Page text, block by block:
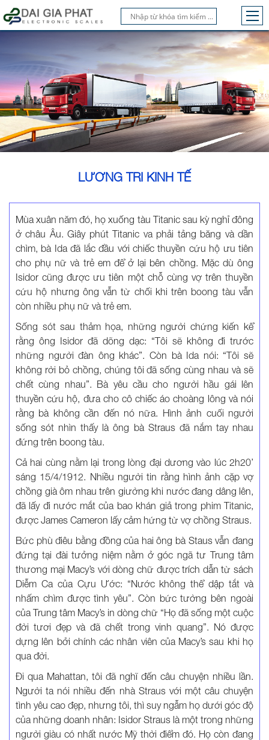
LƯƠNG TRI KINH TẾ
Mùa xuân năm đó, họ xuống tàu Titanic sau kỳ nghỉ đông
ở châu Âu. Giây phút Titanic va phải tảng băng và dần
chìm, bà Ida đã lắc đầu với chiếc thuyền cứu hộ ưu tiên
cho phụ nữ và trẻ em để ở lại bên chồng. Mặc dù ông
Isidor cũng được ưu tiên một chỗ cùng vợ trên thuyền
cứu hộ nhưng ông vẫn từ chối khi trên boong tàu vẫn
còn nhiều phụ nữ và trẻ em.
Sống sót sau thảm họa, những người chứng kiến kể
rằng ông Isidor đã dõng dạc: “Tôi sẽ không đi trước
những người đàn ông khác”. Còn bà Ida nói: “Tôi sẽ
không rời bỏ chồng, chúng tôi đã sống cùng nhau và sẽ
chết cùng nhau”. Bà yêu cầu cho người hầu gái lên
thuyền cứu hộ, đưa cho cô chiếc áo choàng lông và nói
rằng bà không cần đến nó nữa. Hình ảnh cuối người
sống sót nhìn thấy là ông bà Straus đã nắm tay nhau
đứng trên boong tàu.
Cả hai cùng nằm lại trong lòng đại dương vào lúc 2h20’
sáng 15/4/1912. Nhiều người tin rằng hình ảnh cặp vợ
chồng già ôm nhau trên giường khi nước đang dâng lên,
đã lấy đi nước mắt của bao khán giả trong phim Titanic,
được James Cameron lấy cảm hứng từ vợ chồng Straus.
Bức phù điêu bằng đồng của hai ông bà Staus vẫn đang
đứng tại đài tưởng niệm nằm ở góc ngã tư Trung tâm
thương mại Macy’s với dòng chữ được trích dẫn từ sách
Diễm Ca của Cựu Ước: “Nước không thể dập tắt và
nhấm chìm được tình yêu”. Còn bức tường bên ngoài
của Trung tâm Macy’s in dòng chữ “Họ đã sống một cuộc
đời tươi đẹp và đã chết trong vinh quang”. Nó được
dựng lên bởi chính các nhân viên của Macy’s sau khi họ
qua đời.
Đi qua Mahattan, tôi đã nghĩ đến câu chuyện nhiều lần.
Người ta nói nhiều đến nhà Straus với một câu chuyện
tình yêu cao đẹp, nhưng tôi, thì suy ngẫm họ dưới góc độ
của những doanh nhân: Isidor Straus là một trong những
người giàu có nhất nước Mỹ thời điểm đó. Họ còn đang